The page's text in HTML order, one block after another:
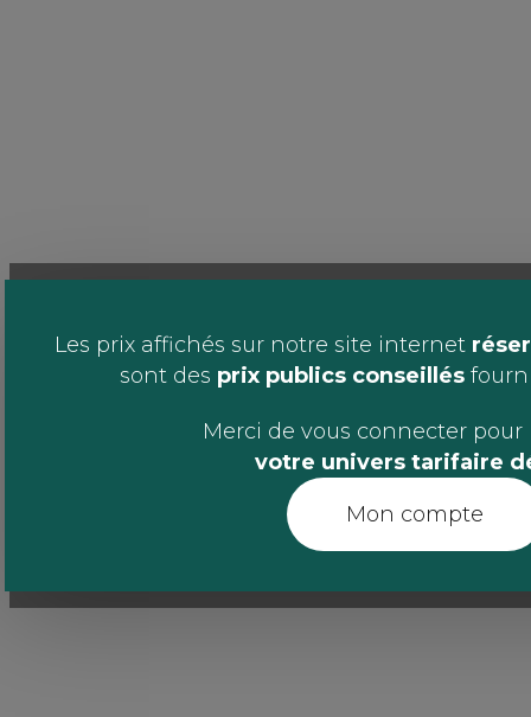
Les prix affichés sur notre site internet
sont des prix publics conseillés
Merci de vous connecter pour
votre univers tarifaire
Mon compte